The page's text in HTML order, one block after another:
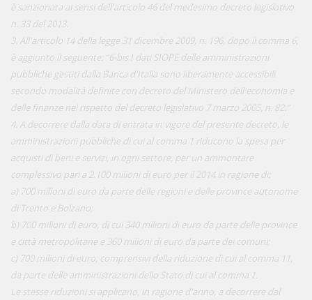
è sanzionata ai sensi dell'articolo 46 del medesimo decreto legislativo
n. 33 del 2013.
3. All'articolo 14 della legge 31 dicembre 2009, n. 196, dopo il comma 6,
è aggiunto il seguente: “6-bis I dati SIOPE delle amministrazioni
pubbliche gestiti dalla Banca d'Italia sono liberamente accessibili
secondo modalità definite con decreto del Ministero dell'economia e
delle finanze nel rispetto del decreto legislativo 7 marzo 2005, n. 82.”
4. A decorrere dalla data di entrata in vigore del presente decreto, le
amministrazioni pubbliche di cui al comma 1 riducono la spesa per
acquisti di beni e servizi, in ogni settore, per un ammontare
complessivo pari a 2.100 milioni di euro per il 2014 in ragione di:
a) 700 milioni di euro da parte delle regioni e delle province autonome
di Trento e Bolzano;
b) 700 milioni di euro, di cui 340 milioni di euro da parte delle province
e città metropolitane e 360 milioni di euro da parte dei comuni;
c) 700 milioni di euro, comprensivi della riduzione di cui al comma 11,
da parte delle amministrazioni dello Stato di cui al comma 1.
Le stesse riduzioni si applicano, in ragione d'anno, a decorrere dal